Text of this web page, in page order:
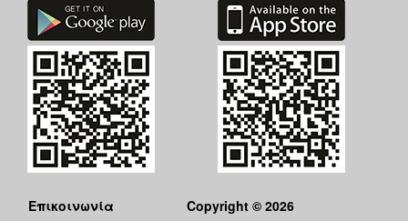
Επικοινωνία Copyright © 2026